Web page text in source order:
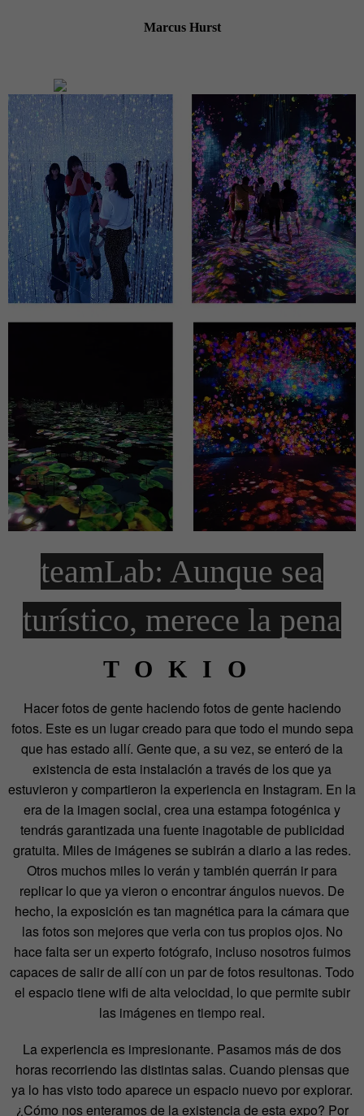
Marcus Hurst
teamLab: Aunque sea
turístico, merece la pena
TOKIO
Hacer fotos de gente haciendo fotos de gente haciendo
fotos. Este es un lugar creado para que todo el mundo sepa
que has estado allí. Gente que, a su vez, se enteró de la
existencia de esta instalación a través de los que ya
estuvieron y compartieron la experiencia en Instagram. En la
era de la imagen social, crea una estampa fotogénica y
tendrás garantizada una fuente inagotable de publicidad
gratuita. Miles de imágenes se subirán a diario a las redes.
Otros muchos miles lo verán y también querrán ir para
replicar lo que ya vieron o encontrar ángulos nuevos. De
hecho, la exposición es tan magnética para la cámara que
las fotos son mejores que verla con tus propios ojos. No
hace falta ser un experto fotógrafo, incluso nosotros fuimos
capaces de salir de allí con un par de fotos resultonas. Todo
el espacio tiene wifi de alta velocidad, lo que permite subir
las imágenes en tiempo real.
La experiencia es impresionante. Pasamos más de dos
horas recorriendo las distintas salas. Cuando piensas que
ya lo has visto todo aparece un espacio nuevo por explorar.
¿Cómo nos enteramos de la existencia de esta expo? Por